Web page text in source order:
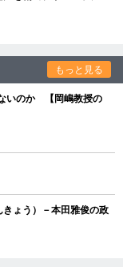
もっと見る
いのか 【岡嶋教授の
ょう）－本田雅俊の政